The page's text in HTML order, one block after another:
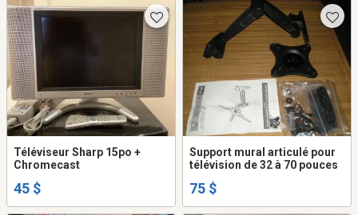
Téléviseur Sharp 15po +
Chromecast
45 $
Support mural articulé pour
télévision de 32 à 70 pouces
75 $